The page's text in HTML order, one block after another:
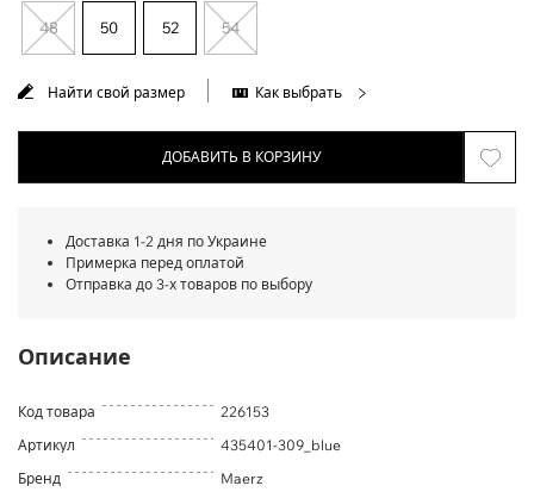
48 50 52 54
Найти свой размер Как выбрать
ДОБАВИТЬ В КОРЗИНУ
Доставка 1-2 дня по Украине
Примерка перед оплатой
Отправка до 3-х товаров по выбору
Описание
Код товара
226153
Артикул
435401-309_blue
Бренд
Maerz